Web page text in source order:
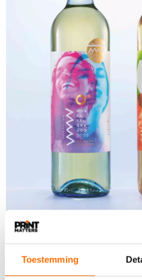
Toestemming
Op het label van de alcoholvrije